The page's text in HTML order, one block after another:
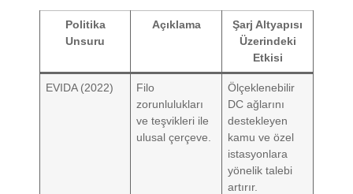
Politika
Unsuru
Açıklama
Şarj Altyapısı
Üzerindeki
Etkisi
EVIDA (2022)
Filo
zorunlulukları
ve teşvikleri ile
ulusal çerçeve.
Ölçeklenebilir
DC ağlarını
destekleyen
kamu ve özel
istasyonlara
yönelik talebi
artırır.